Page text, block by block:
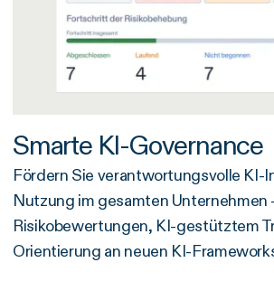
Smarte KI-Governance
Fördern Sie verantwortungsvolle KI-
Nutzung im gesamten Unternehmen
Risikobewertungen, KI-gestütztem
Orientierung an neuen KI-